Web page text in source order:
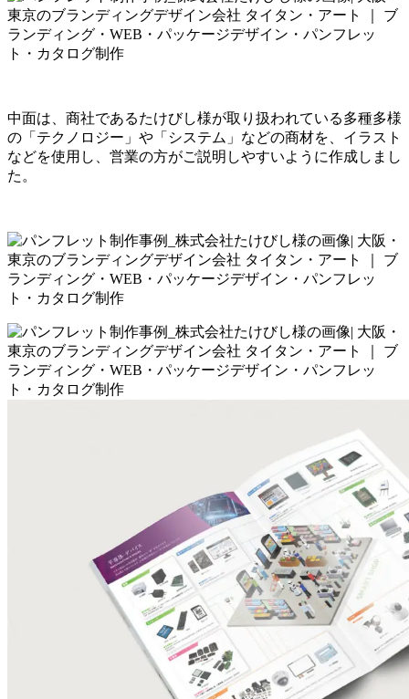
中面は、商社であるたけびし様が取り扱われている多種多様
の「テクノロジー」や「システム」などの商材を、イラスト
などを使用し、営業の方がご説明しやすいように作成しまし
た。